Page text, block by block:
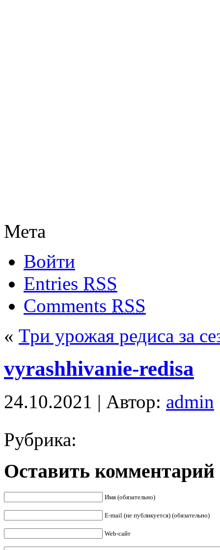
Мета
Войти
Entries RSS
Comments RSS
« Три урожая редиса за
vyrashhivanie-redisa
24.10.2021 | Автор: admin
Рубрика:
Оставить комментарий
Имя (обязательно)
E-mail (не публикуется) (обязательно)
Web-сайт